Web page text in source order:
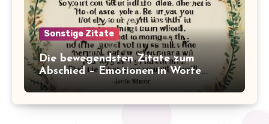
Sonstige Zitate
Die bewegendsten Zitate zum
Abschied – Emotionen in Worte
gefasst